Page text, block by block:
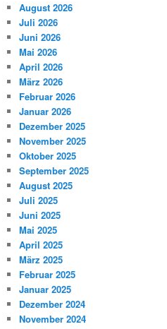
August 2026
Juli 2026
Juni 2026
Mai 2026
April 2026
März 2026
Februar 2026
Januar 2026
Dezember 2025
November 2025
Oktober 2025
September 2025
August 2025
Juli 2025
Juni 2025
Mai 2025
April 2025
März 2025
Februar 2025
Januar 2025
Dezember 2024
November 2024